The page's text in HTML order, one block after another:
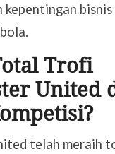
kepentingan
Trofi
United
telah meraih